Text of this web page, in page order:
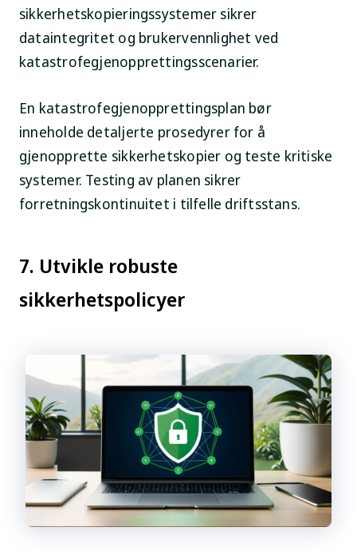
sikkerhetskopieringssystemer sikrer
dataintegritet og brukervennlighet ved
katastrofegjenopprettingsscenarier.
En katastrofegjenopprettingsplan bør
inneholde detaljerte prosedyrer for å
gjenopprette sikkerhetskopier og teste kritiske
systemer. Testing av planen sikrer
forretningskontinuitet i tilfelle driftsstans.
7. Utvikle robuste
sikkerhetspolicyer